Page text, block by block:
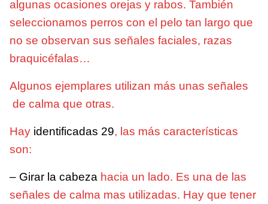
algunas ocasiones orejas y rabos. También
seleccionamos perros con el pelo tan largo que
no se observan sus señales faciales, razas
braquicéfalas…
Algunos ejemplares utilizan más unas señales
de calma que otras.
Hay identificadas 29, las más características
son:
– Girar la cabeza hacia un lado. Es una de las
señales de calma mas utilizadas. Hay que tener